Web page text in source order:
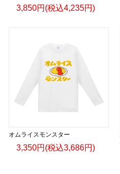
3,850円(税込4,235円)
オムライスモンスター
3,350円(税込3,686円)